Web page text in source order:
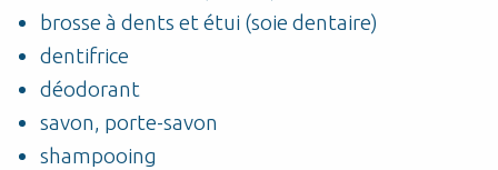
brosse à dents et étui (soie dentaire)
dentifrice
déodorant
savon, porte-savon
shampooing